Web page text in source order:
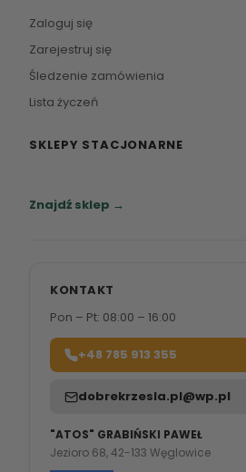
Zaloguj się
Zarejestruj się
Śledzenie zamówienia
Lista życzeń
SKLEPY STACJONARNE
Znajdź sklep →
KONTAKT
Pon – Pt: 08:00 – 16:00
+48 785 913 355
dobrekrzesla.pl@wp.pl
"ATOS" GRABIŃSKI PAWEŁ
Jezioro 68, 42-133 Węglowice